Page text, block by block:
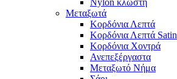
Nylon κλωστή
Μεταξωτά
Κορδόνια Λεπτά
Κορδόνια Λεπτά Satin
Κορδόνια Χοντρά
Ανεπεξέργαστα
Μεταξωτό Νήμα